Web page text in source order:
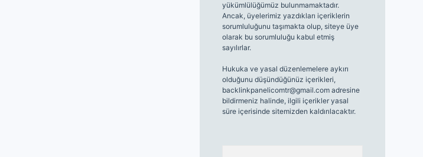
yükümlülüğümüz bulunmamaktadır.
Ancak, üyelerimiz yazdıkları içeriklerin
sorumluluğunu taşımakta olup, siteye üye
olarak bu sorumluluğu kabul etmiş
sayılırlar.
Hukuka ve yasal düzenlemelere aykırı
olduğunu düşündüğünüz içerikleri,
backlinkpanelicomtr@gmail.comadresine
bildirmeniz halinde, ilgili içerikler yasal
süre içerisinde sitemizden kaldırılacaktır.